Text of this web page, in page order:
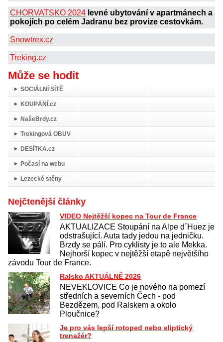
CHORVATSKO 2024 levné ubytování v apartmánech a
pokojích po celém Jadranu bez provize cestovkám.
Snowtrex.cz
Treking.cz
Může se hodit
SOCIÁLNÍ SÍTĚ
KOUPÁNÍ.cz
NašeBrdy.cz
Trekingová OBUV
DESÍTKA.cz
Počasí na webu
Lezecké stěny
Nejčtenější články
VIDEO Nejtěžší kopec na Tour de France
AKTUALIZACE Stoupání na Alpe d´Huez je
odstrašující. Auta tady jedou na jedničku.
Brzdy se pálí. Pro cyklisty je to ale Mekka.
Nejhorší kopec v nejtěžší etapě největšího
závodu Tour de France.
Ralsko AKTUÁLNĚ 2026
NEVEKLOVICE Co je nového na pomezí
středních a severních Čech - pod
Bezdězem, pod Ralskem a okolo
Ploučnice?
Je pro vás lepší rotoped nebo eliptický
trenažér?